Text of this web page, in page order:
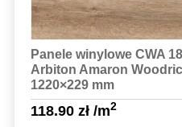
Panele winylowe CWA
Arbiton Amaron
1220×229 mm
118.90 zł/m2